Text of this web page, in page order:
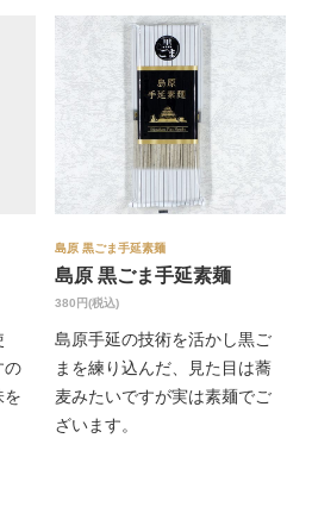
の
を
島原 黒ごま手延素麺
島原 黒ごま手延素麺
380円(税込)
島原手延の技術を活かし黒ご
まを練り込んだ、見た目は蕎
麦みたいですが実は素麺でご
ざいます。